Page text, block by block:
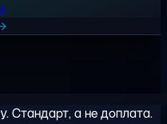
Стандарт, а не доплата.